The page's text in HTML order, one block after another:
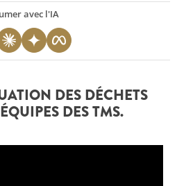
avec l'IA
DES DÉCHETS
DES TMS.